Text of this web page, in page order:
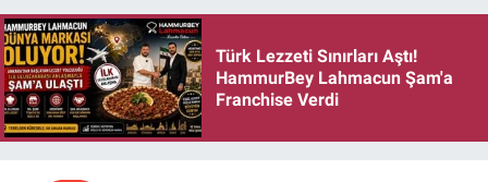
Türk Lezzeti Sınırları Aştı!
HammurBey Lahmacun Şam'a
Franchise Verdi